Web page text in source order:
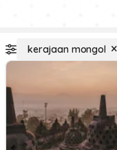
kerajaan mongol